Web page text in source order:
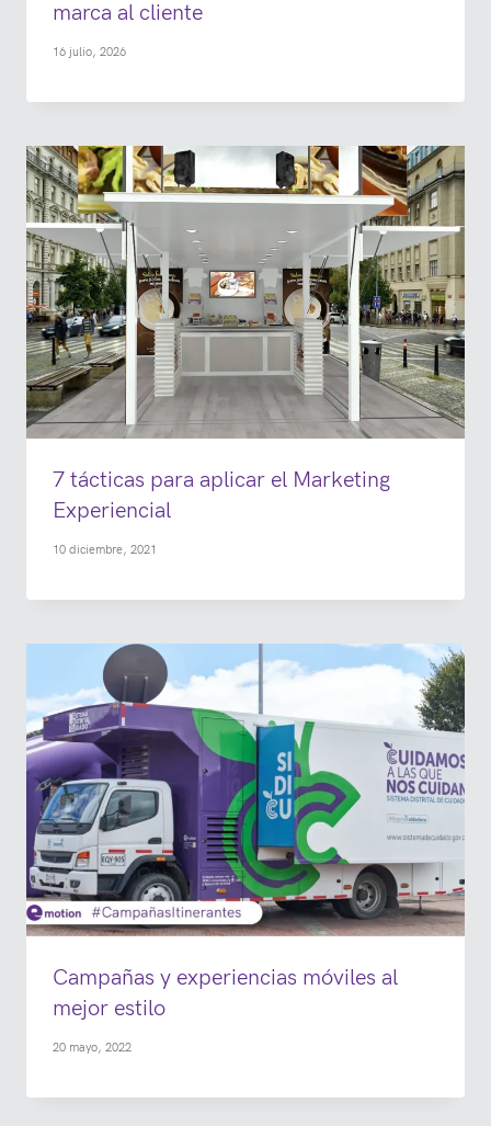
marca al cliente
16 julio, 2026
7 tácticas para aplicar el Marketing
Experiencial
10 diciembre, 2021
Campañas y experiencias móviles al
mejor estilo
20 mayo, 2022